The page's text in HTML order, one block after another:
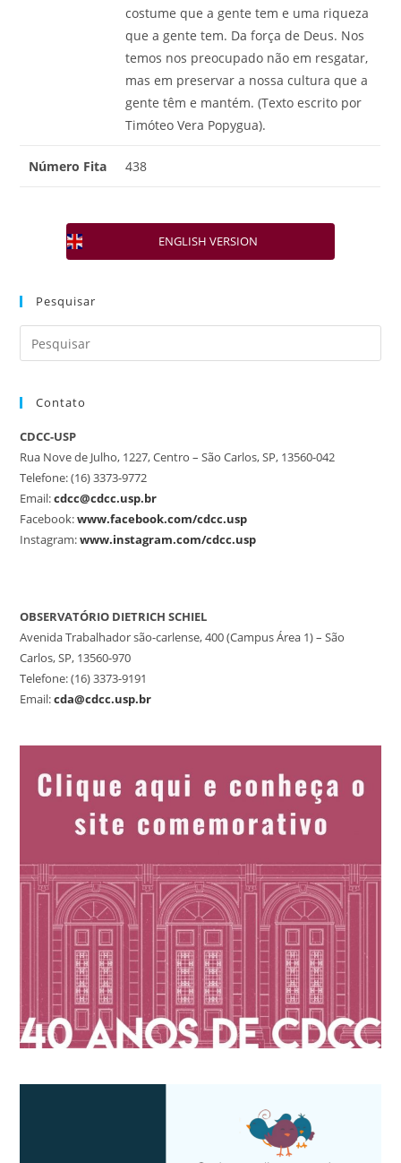
costume que a gente tem e uma riqueza
que a gente tem. Da força de Deus. Nos
temos nos preocupado não em resgatar,
mas em preservar a nossa cultura que a
gente têm e mantém. (Texto escrito por
Timóteo Vera Popygua).
Número Fita 438
ENGLISH VERSION
Pesquisar
Contato
CDCC-USP
Rua Nove de Julho, 1227, Centro – São Carlos, SP, 13560-042
Telefone: (16) 3373-9772
Email:cdcc@cdcc.usp.br
Facebook:www.facebook.com/cdcc.usp
Instagram:www.instagram.com/cdcc.usp
OBSERVATÓRIO DIETRICH SCHIEL
Avenida Trabalhador são-carlense, 400 (Campus Área 1) – São
Carlos, SP, 13560-970
Telefone: (16) 3373-9191
Email:cda@cdcc.usp.br